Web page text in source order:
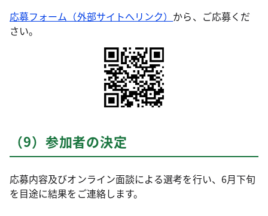
応募フォーム（外部サイトへリンク） から、ご応募くだ
さい。
（9）参加者の決定
応募内容及びオンライン面談による選考を行い、6月下旬
を目途に結果をご連絡します。